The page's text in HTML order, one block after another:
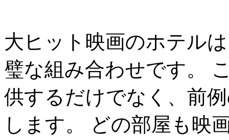
大ヒット映画のホテル
璧な組み合わせです。
供するだけでなく、前
します。 どの部屋も映